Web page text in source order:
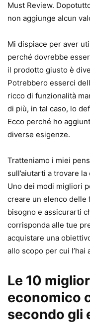
Must Review.
non aggiunge alcun
Mi dispiace per aver
perché dovrebbe
il prodotto giusto è
Potrebbero esserci
ricco di funzionalità
di più, in tal caso, lo
Ecco perché ho
diverse esigenze.
Tratteniamo i miei
sull’aiutarti a trovare
Uno dei modi migliori
creare un elenco delle
bisogno e assicurarti
corrisponda alle tue
acquistare una
allo scopo per cui l’hai
Le 10
economico
secondo gli